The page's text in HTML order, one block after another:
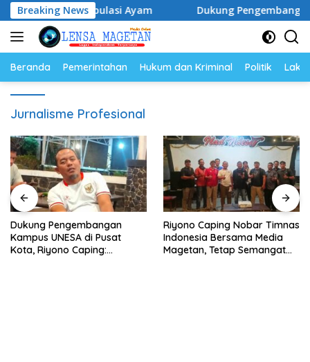
Langsung
ke
konten
Breaking News
dan Populasi Ayam Dukung Pengembangan
Beranda Pemerintahan Hukum dan Kriminal Politik
Jurnalisme Profesional
Dukung Pengembangan
Kampus UNESA di Pusat
Kota, Riyono Caping:
Riyono Caping Nobar Timnas
Indonesia Bersama Media
Magetan, Tetap Semangat